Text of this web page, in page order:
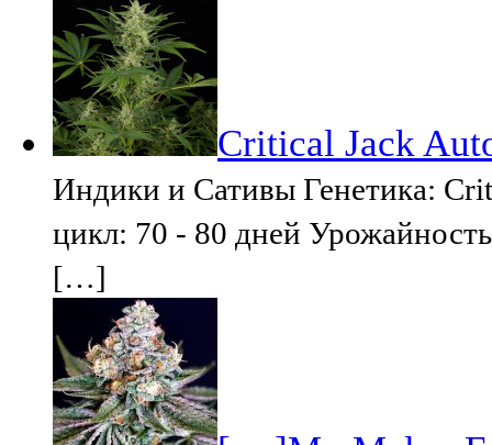
Critical Jack
Индики и Сативы Генетика:
цикл: 70 - 80 дней
[…]